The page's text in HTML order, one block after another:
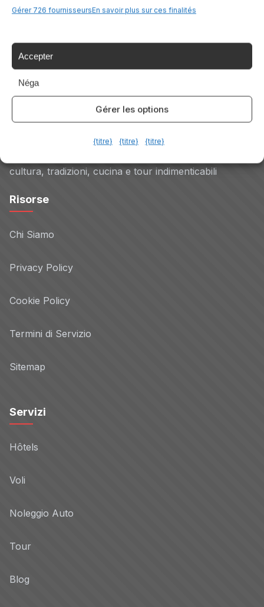
Gérer 726 fournisseursEn savoir plus sur ces finalités
Accepter
Néga
Gérer les options
{titre} {titre} {titre}
cultura, tradizioni, cucina e tour indimenticabili
Risorse
Chi Siamo
Privacy Policy
Cookie Policy
Termini di Servizio
Sitemap
Servizi
Hôtels
Voli
Noleggio Auto
Tour
Blog